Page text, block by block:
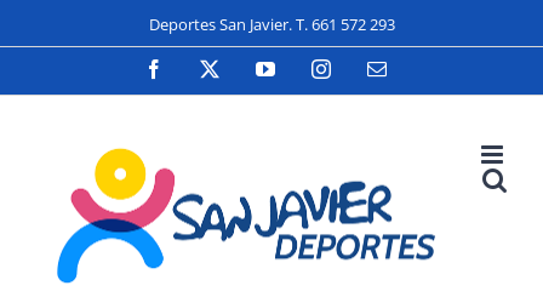
contenido
Deportes San Javier. T. 661 572 293
Facebook YouTubeInstagramCorreo